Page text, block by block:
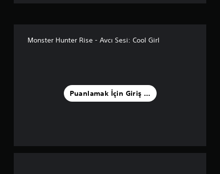
Monster Hunter Rise - Avcı Sesi: Cool Girl
Puanlamak İçin Giriş Yapın